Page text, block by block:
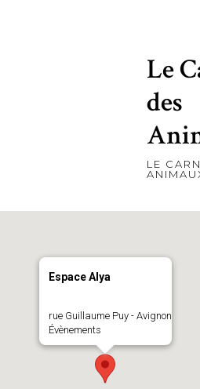
Le
des
LE
Espace Alya
rue Guillaume Puy - Avignon
Évènements